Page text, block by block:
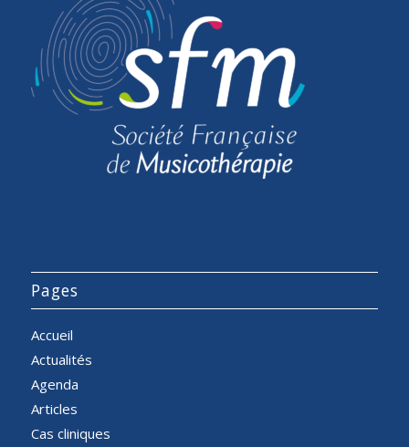
Pages
Accueil
Actualités
Agenda
Articles
Cas cliniques